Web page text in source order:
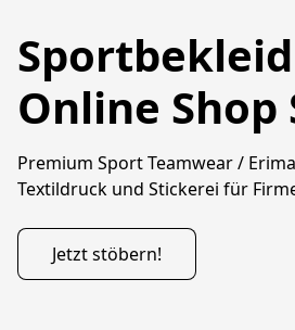
Online Shop
Premium Sport Teamwear /
Textildruck und Stickerei für
Jetzt stöbern!